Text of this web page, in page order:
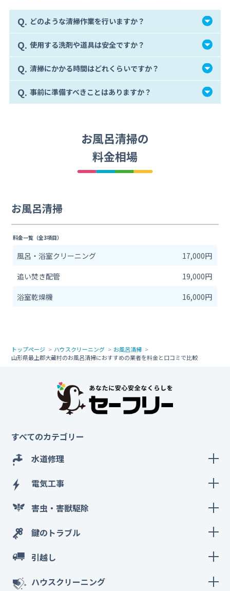
Q. どのような清掃作業を行いますか？
Q. 使用する洗剤や道具は安全ですか？
Q. 清掃にかかる時間はどれくらいですか？
Q. 事前に準備すべきことはありますか？
お風呂清掃の
料金相場
お風呂清掃
料金一覧（全3項目）
風呂・浴室クリーニング
17,000円
追い焚き配管
19,000円
浴室乾燥機
16,000円
トップページ ハウスクリーニング
お風呂清掃
山形県最上郡大蔵村のお風呂清掃におすすめの業者を料金と口コミで比較
すべてのカテゴリー
水道修理
電気工事
害虫・害獣駆除
鍵のトラブル
引越し
ハウスクリーニング